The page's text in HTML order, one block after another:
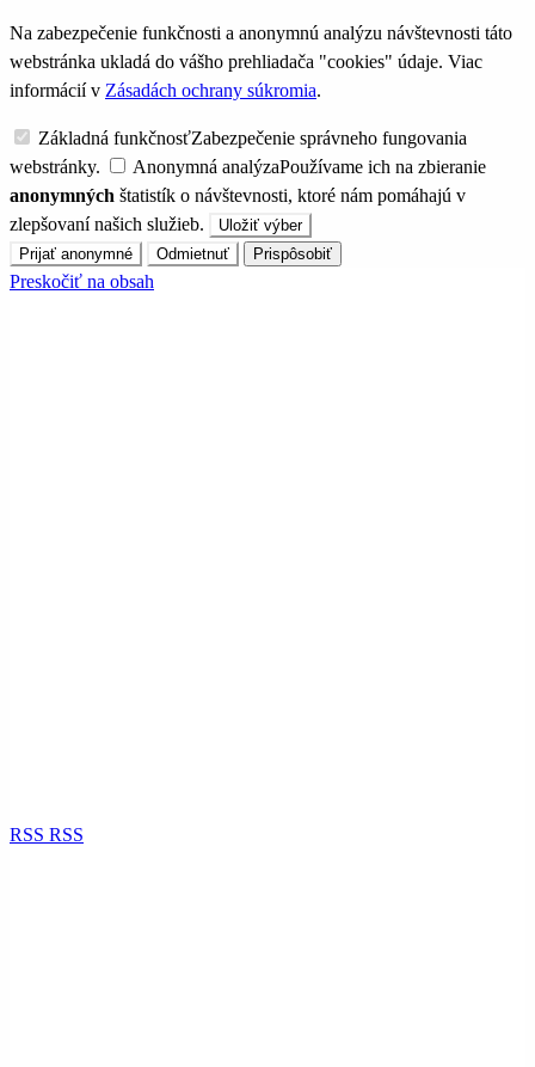
Na zabezpečenie funkčnosti a anonymnú analýzu návštevnosti táto
webstránka ukladá do vášho prehliadača "cookies" údaje. Viac
informácií v Zásadách ochrany súkromia.
Základná funkčnosťZabezpečenie správneho fungovania
webstránky.
Anonymná analýzaPoužívame ich na zbieranie
anonymných štatistík o návštevnosti, ktoré nám pomáhajú v
zlepšovaní našich služieb.
Uložiť výber
Prijať anonymné
Odmietnuť Prispôsobiť
Preskočiť na obsah
RSS RSS